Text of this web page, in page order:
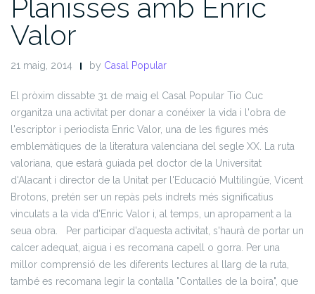
Planisses amb Enric
Valor
21 maig, 2014 by Casal Popular
El pròxim dissabte 31 de maig el Casal Popular Tio Cuc
organitza una activitat per donar a conéixer la vida i l'obra de
l'escriptor i periodista Enric Valor, una de les figures més
emblemàtiques de la literatura valenciana del segle XX. La ruta
valoriana, que estarà guiada pel doctor de la Universitat
d'Alacant i director de la Unitat per l'Educació Multilingüe, Vicent
Brotons, pretén ser un repàs pels indrets més significatius
vinculats a la vida d'Enric Valor i, al temps, un apropament a la
seua obra. Per participar d'aquesta activitat, s'haurà de portar un
calcer adequat, aigua i es recomana capell o gorra. Per una
millor comprensió de les diferents lectures al llarg de la ruta,
també es recomana legir la contalla "Contalles de la boira", que